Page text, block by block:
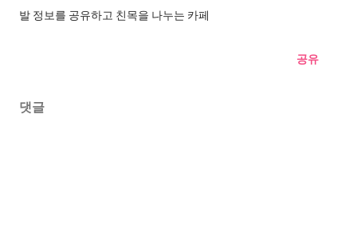
발 정보를 공유하고 친목을 나누는 카페
공유
댓글